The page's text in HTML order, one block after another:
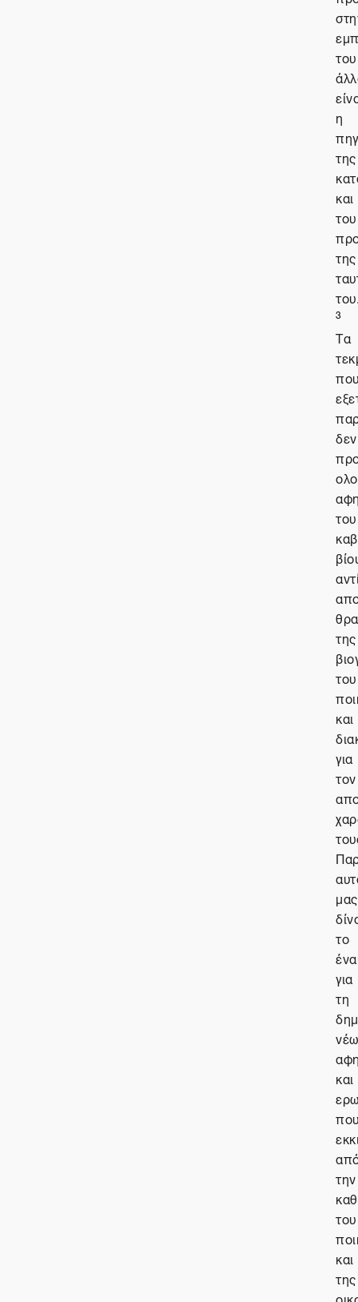
του
η
της
και
του
της
3
Τα
δεν
του
της
του
και
για
τον
μας
το
για
τη
και
την
του
και
της